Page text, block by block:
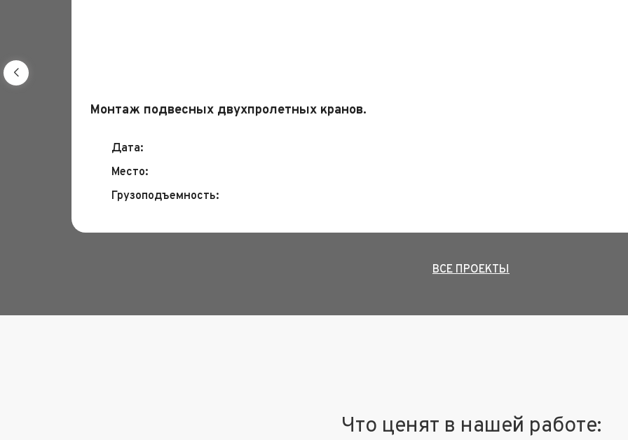
Монтаж подвесных двухпролетных кранов.
Дата:
Место:
Грузоподъемность:
ВСЕ ПРОЕКТЫ
Что ценят в нашей работе: